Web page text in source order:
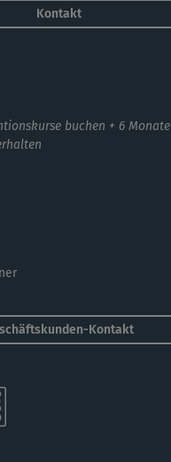
Kontakt
buchen + 6 Monate
Kontakt